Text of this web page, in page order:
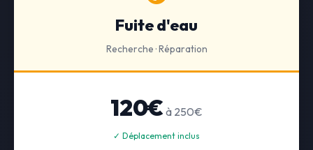
Fuite d'eau
Recherche · Réparation
120€ à 250€
✓ Déplacement inclus